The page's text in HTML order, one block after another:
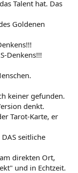
Talent hat. Das
Goldenen
Denkens!!!
keiner gefunden.
denkt.
Tarot-Karte, er
seitliche
direkten Ort,
und in Echtzeit.